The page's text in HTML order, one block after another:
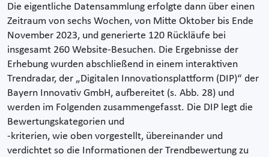
Die eigentliche Datensammlung erfolgte dann über einen
Zeitraum von sechs Wochen, von Mitte Oktober bis Ende
November 2023, und generierte 120 Rückläufe bei
insgesamt 260 Website-Besuchen. Die Ergebnisse der
Erhebung wurden abschließend in einem interaktiven
Trendradar, der „Digitalen Innovationsplattform (DIP)“ der
Bayern Innovativ GmbH, aufbereitet (s. Abb. 28) und
werden im Folgenden zusammengefasst. Die DIP legt die
Bewertungskategorien und
-kriterien, wie oben vorgestellt, übereinander und
verdichtet so die Informationen der Trendbewertung zu